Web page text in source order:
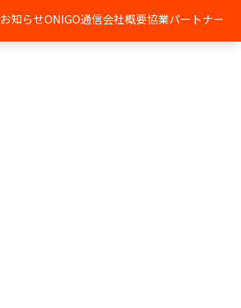
お知らせONIGO通信会社概要協業パートナー